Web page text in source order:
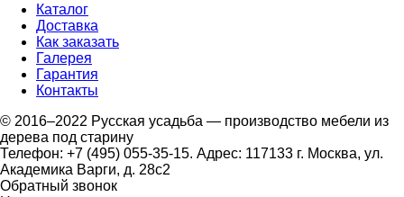
Каталог
Доставка
Как заказать
Галерея
Гарантия
Контакты
© 2016–2022 Русская усадьба — производство мебели из
дерева под старину
Телефон: +7 (495) 055-35-15. Адрес: 117133 г. Москва, ул.
Академика Варги, д. 28с2
Обратный звонок